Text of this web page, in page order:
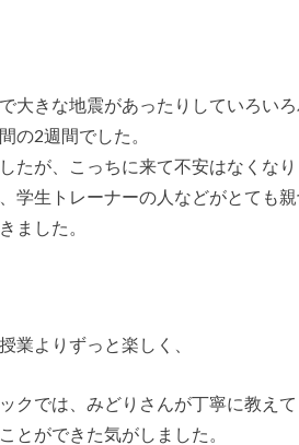
大きな地震があったりしていろい
の2週間でした。
たが、こっちに来て不安はなくなり
学生トレーナーの人などがとても
ました。
業よりずっと楽しく、
クでは、みどりさんが丁寧に教え
とができた気がしました。